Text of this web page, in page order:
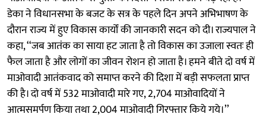
डेका ने विधानसभा के बजट के सत्र के पहले दिन अपने अभिभाषण के
दौरान राज्य में हुए विकास कार्यों की जानकारी सदन को दी। राज्यपाल ने
कहा, ‘‘जब आतंक का साया हट जाता है तो विकास का उजाला स्वतः ही
फैल जाता है और लोगों का जीवन रोशन हो जाता है। हमने बीते दो वर्ष में
माओवादी आतंकवाद को समाप्त करने की दिशा में बड़ी सफलता प्राप्त
की है। दो वर्ष में 532 माओवादी मारे गए, 2,704 माओवादियों ने
आत्मसमर्पण किया तथा 2,004 माओवादी गिरफ्तार किये गये।’’